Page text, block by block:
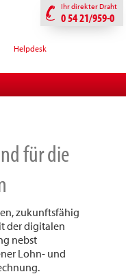
Helpdesk
Ihr direkter Draht
0 54 21/959-0
für die
zukunftsfähig
der digitalen
nebst
Lohn- und